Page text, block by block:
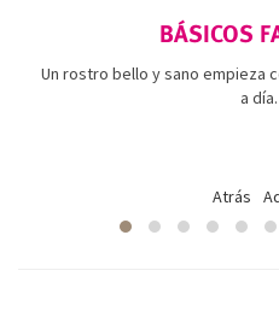
BÁSICOS
Un rostro bello y sano empieza
a día.
Atrás